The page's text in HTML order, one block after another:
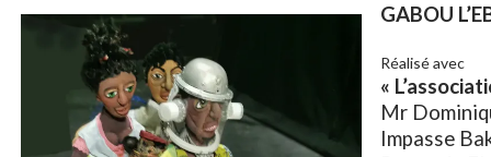
GABOU
Réalisé avec
«
Mr
Impasse